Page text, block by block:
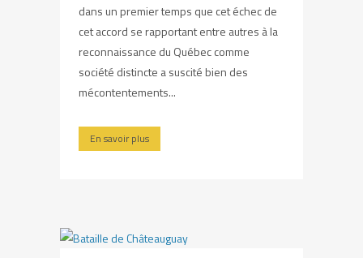
dans un premier temps que cet échec de
cet accord se rapportant entre autres à la
reconnaissance du Québec comme
société distincte a suscité bien des
mécontentements...
En savoir plus